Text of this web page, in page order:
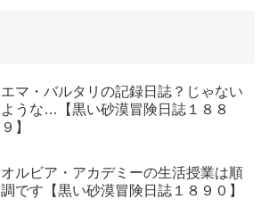
エマ・バルタリの記録日誌？じゃない
ような…【黒い砂漠冒険日誌１８８
９】
オルビア・アカデミーの生活授業は順
調です【黒い砂漠冒険日誌１８９０】